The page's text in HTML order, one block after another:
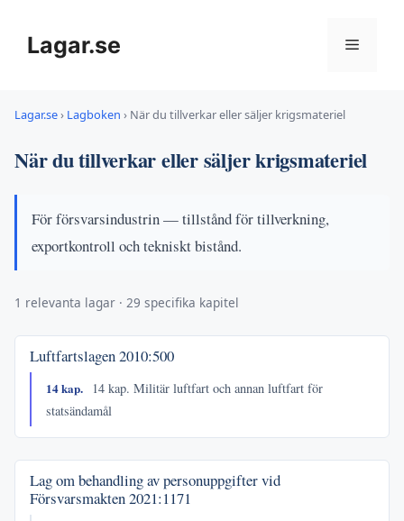
innehållLagar.se Meny
Lagar.se› Lagboken › När du tillverkar eller säljer krigsmateriel
När du tillverkar eller säljer krigsmateriel
För försvarsindustrin — tillstånd för tillverkning,
exportkontroll och tekniskt bistånd.
1 relevanta lagar · 29 specifika kapitel
Luftfartslagen2010:500
14 kap.
14 kap. Militär luftfart och annan luftfart för
statsändamål
Lag om behandling av personuppgifter vid
Försvarsmakten2021:1171